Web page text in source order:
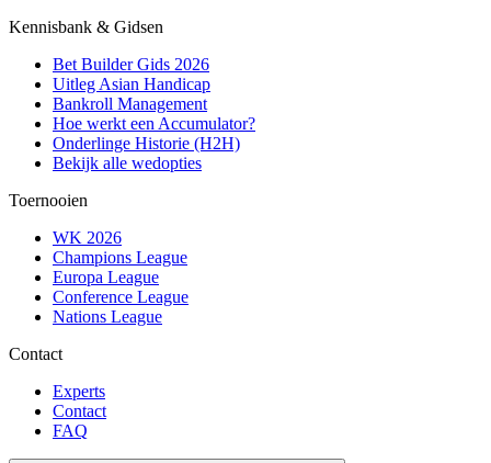
Kennisbank & Gidsen
Bet Builder Gids 2026
Uitleg Asian Handicap
Bankroll Management
Hoe werkt een Accumulator?
Onderlinge Historie (H2H)
Bekijk alle wedopties
Toernooien
WK 2026
Champions League
Europa League
Conference League
Nations League
Contact
Experts
Contact
FAQ